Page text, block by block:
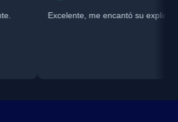
Excelente, me encantó su explicación